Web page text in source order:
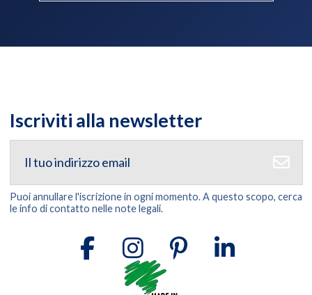
Iscriviti alla newsletter
Puoi annullare l'iscrizione in ogni momento. A questo scopo, cerca
le info di contatto nelle note legali.